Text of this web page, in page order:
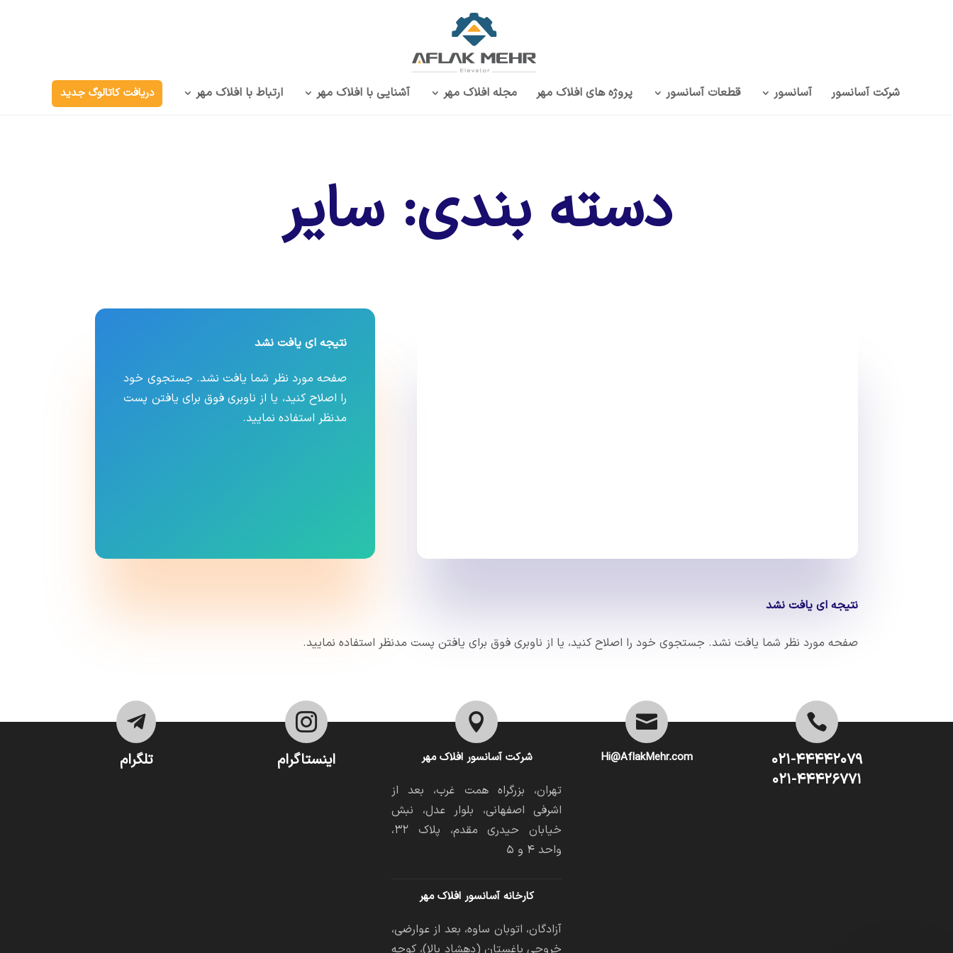
شرکت آسانسور آسانسور قطعات آسانسور پروژه‌ های افلاک مهر مجله افلاک مهر آشنایی با افلاک مهر ارتباط با افلاک مهر دریافت کاتالوگ جدید
دسته بندی: سایر
نتیجه ای یافت نشد
صفحه مورد نظر شما یافت نشد. جستجوی خود
را اصلاح کنید، یا از ناوبری فوق برای یافتن پست
مدنظر استفاده نمایید.
نتیجه ای یافت نشد
صفحه مورد نظر شما یافت نشد. جستجوی خود را اصلاح کنید، یا از ناوبری فوق برای یافتن پست مدنظر استفاده نمایید.

۰۲۱-۴۴۴۴۲۰۷۹
۰۲۱-۴۴۴۲۶۷۷۱

Hi@AflakMehr.com

شرکت آسانسور افلاک مهر
تهران، بزرگراه همت غرب، بعد از
اشرفی اصفهانی، بلوار عدل، نبش
خیابان حیدری مقدم، پلاک ۳۲،
واحد ۴ و ۵
کارخانه آسانسور افلاک مهر
آزادگان، اتوبان ساوه، بعد از عوارضی،
خروجی باغستان (دهشاد بالا)، کوچه

اینستاگرام

تلگرام